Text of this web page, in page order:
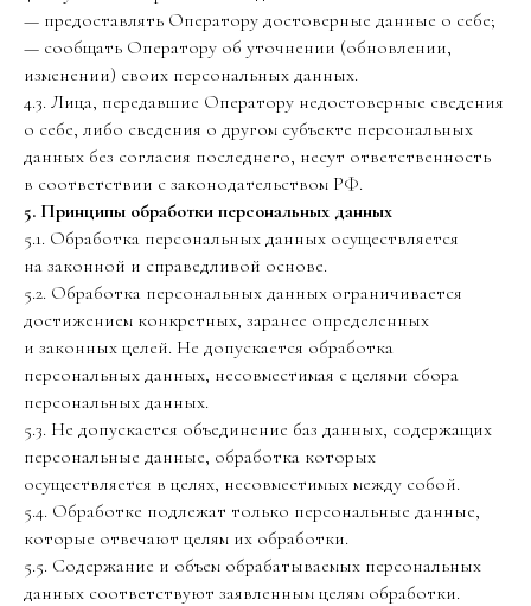
— предоставлять Оператору достоверные данные о себе;
— сообщать Оператору об уточнении (обновлении,
изменении) своих персональных данных.
4.3. Лица, передавшие Оператору недостоверные сведения
о себе, либо сведения о другом субъекте персональных
данных без согласия последнего, несут ответственность
в соответствии с законодательством РФ.
5. Принципы обработки персональных данных
5.1. Обработка персональных данных осуществляется
на законной и справедливой основе.
5.2. Обработка персональных данных ограничивается
достижением конкретных, заранее определенных
и законных целей. Не допускается обработка
персональных данных, несовместимая с целями сбора
персональных данных.
5.3. Не допускается объединение баз данных, содержащих
персональные данные, обработка которых
осуществляется в целях, несовместимых между собой.
5.4. Обработке подлежат только персональные данные,
которые отвечают целям их обработки.
5.5. Содержание и объем обрабатываемых персональных
данных соответствуют заявленным целям обработки.